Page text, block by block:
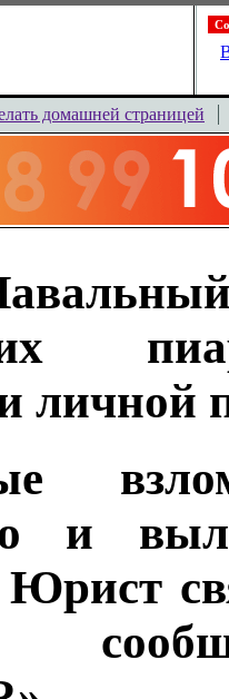
домашней страницей
личной
и
Юрист